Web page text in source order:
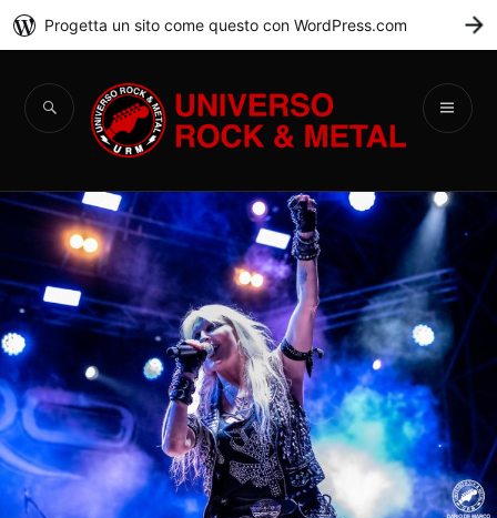
Universo Rock &
Metal
Progetta un sito come questo con WordPress.com